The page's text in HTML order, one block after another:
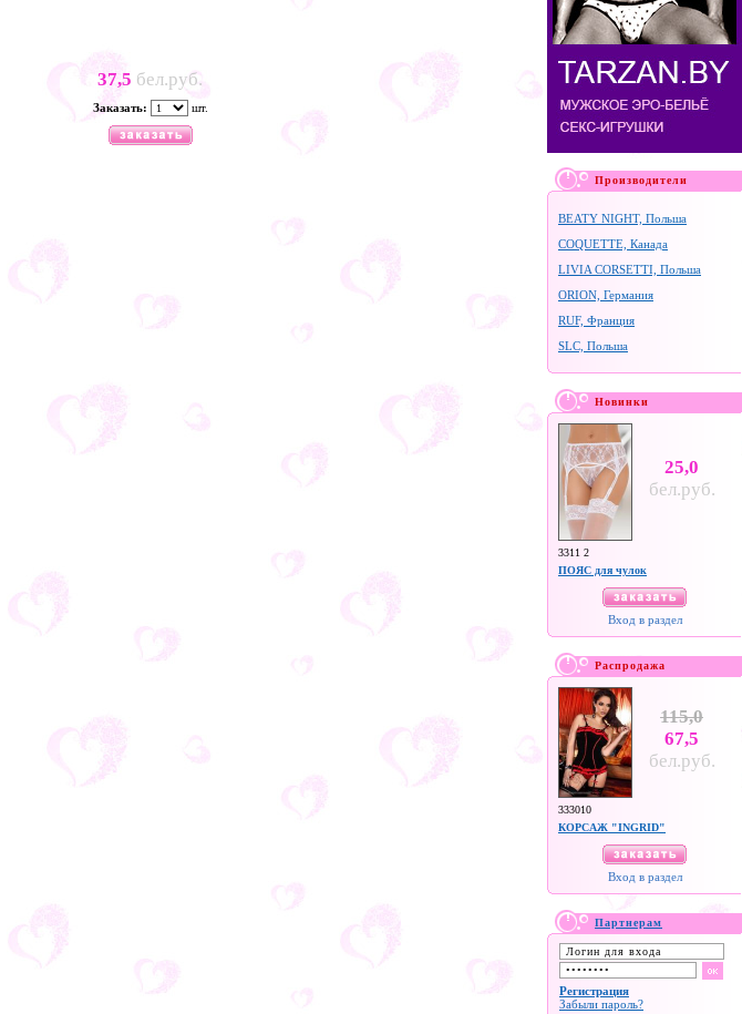
37,5 бел.руб.
Заказать: шт.
Производители
BEATY NIGHT, Польша
COQUETTE, Канада
LIVIA CORSETTI, Польша
ORION, Германия
RUF, Франция
SLC, Польша
Новинки
25,0
бел.руб.
3311 2
ПОЯС для чулок
Вход в раздел
Распродажа
115,0
67,5
бел.руб.
333010
КОРСАЖ "INGRID"
Вход в раздел
Партнерам
Регистрация
Забыли пароль?